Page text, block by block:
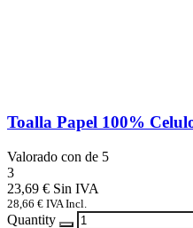
Toalla Papel 100%
Valorado con de 5
3
23,69 €
28,66 € IVA Incl.
Quantity